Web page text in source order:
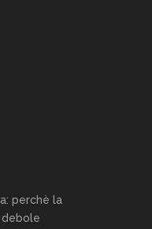
perchè la